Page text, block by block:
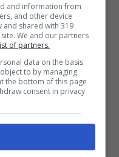
– ad esempio –
in vacanza
Ibiza. “Mi piace
isla tutto è
“chissà… potrei
come Roma.
l’hanno così
and information from
and other device
and shared with 319
We and our partners
of partners.
data on the basis
to by managing
the bottom of this page
consent in privacy